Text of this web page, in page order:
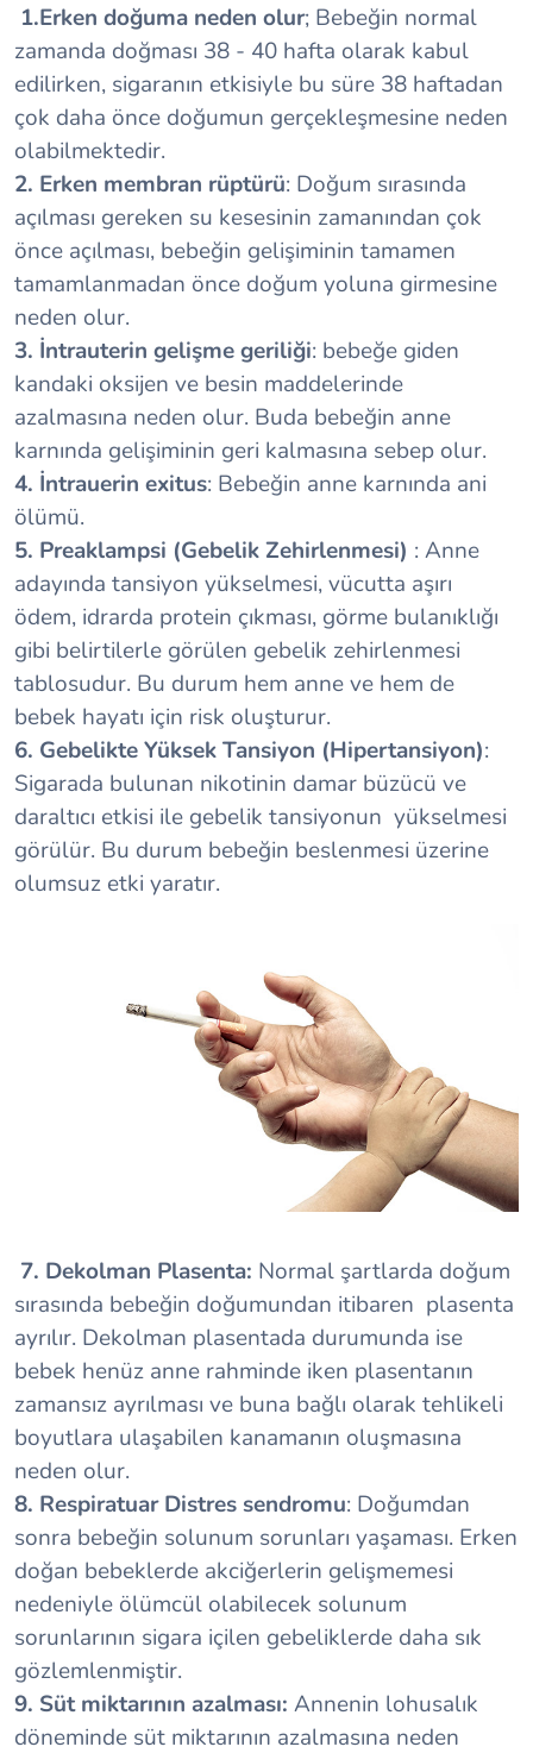
1.Erken doğuma neden olur; Bebeğin normal
zamanda doğması 38 - 40 hafta olarak kabul
edilirken, sigaranın etkisiyle bu süre 38 haftadan
çok daha önce doğumun gerçekleşmesine neden
olabilmektedir.
2. Erken membran rüptürü: Doğum sırasında
açılması gereken su kesesinin zamanından çok
önce açılması, bebeğin gelişiminin tamamen
tamamlanmadan önce doğum yoluna girmesine
neden olur.
3. İntrauterin gelişme geriliği: bebeğe giden
kandaki oksijen ve besin maddelerinde
azalmasına neden olur. Buda bebeğin anne
karnında gelişiminin geri kalmasına sebep olur.
4. İntrauerin exitus: Bebeğin anne karnında ani
ölümü.
5. Preaklampsi (Gebelik Zehirlenmesi) : Anne
adayında tansiyon yükselmesi, vücutta aşırı
ödem, idrarda protein çıkması, görme bulanıklığı
gibi belirtilerle görülen gebelik zehirlenmesi
tablosudur. Bu durum hem anne ve hem de
bebek hayatı için risk oluşturur.
6. Gebelikte Yüksek Tansiyon (Hipertansiyon):
Sigarada bulunan nikotinin damar büzücü ve
daraltıcı etkisi ile gebelik tansiyonun yükselmesi
görülür. Bu durum bebeğin beslenmesi üzerine
olumsuz etki yaratır.
7. Dekolman Plasenta: Normal şartlarda doğum
sırasında bebeğin doğumundan itibaren plasenta
ayrılır. Dekolman plasentada durumunda ise
bebek henüz anne rahminde iken plasentanın
zamansız ayrılması ve buna bağlı olarak tehlikeli
boyutlara ulaşabilen kanamanın oluşmasına
neden olur.
8. Respiratuar Distres sendromu: Doğumdan
sonra bebeğin solunum sorunları yaşaması. Erken
doğan bebeklerde akciğerlerin gelişmemesi
nedeniyle ölümcül olabilecek solunum
sorunlarının sigara içilen gebeliklerde daha sık
gözlemlenmiştir.
9. Süt miktarının azalması: Annenin lohusalık
döneminde süt miktarının azalmasına neden